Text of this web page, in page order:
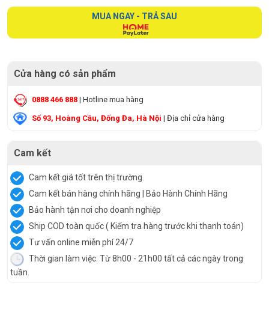
MUA NGAY - TRẢ SAU
Cửa hàng có sản phẩm
0888 466 888 | Hotline mua hàng
Số 93, Hoàng Cầu, Đống Đa, Hà Nội | Địa chỉ cửa hàng
Cam kết
Cam kết giá tốt trên thị trường.
Cam kết bán hàng chính hãng | Bảo Hành Chính Hãng
Bảo hành tận nơi cho doanh nghiệp
Ship COD toàn quốc ( Kiểm tra hàng trước khi thanh toán)
Tư vấn online miễn phí 24/7
Thời gian làm việc: Từ 8h00 - 21h00 tất cả các ngày trong
tuần.